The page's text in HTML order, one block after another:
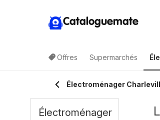
Cataloguemate
Offres Supermarchés
Électroménager
Électroménager